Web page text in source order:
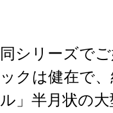
同シリーズで
ックは健在で
ル」半月状の